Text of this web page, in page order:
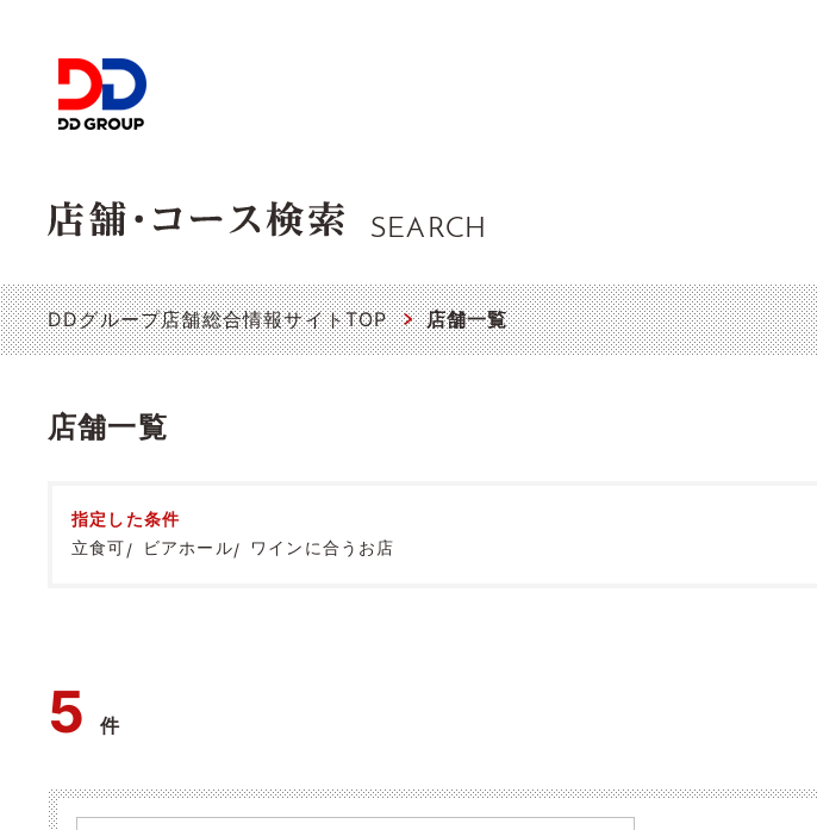
SEARCH
DDグループ店舗総合情報サイトTOP 店舗一覧
店舗一覧
指定した条件
立食可
ビアホール ワインに合うお店
5件